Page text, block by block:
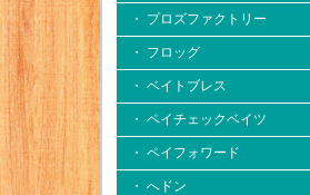
・ プロズファクトリー
・ フロッグ
・ ベイトブレス
・ ペイチェックベイツ
・ ペイフォワード
・ へドン